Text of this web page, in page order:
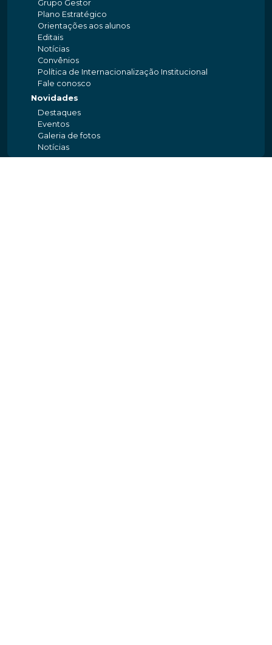
Grupo Gestor
Plano Estratégico
Orientações aos alunos
Editais
Notícias
Convênios
Política de Internacionalização Institucional
Fale conosco
Novidades
Destaques
Eventos
Galeria de fotos
Notícias